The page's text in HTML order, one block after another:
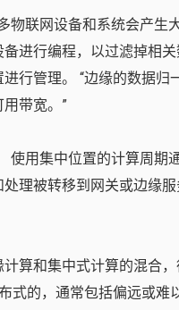
物联网设备和系统会产生
进行编程，以过滤掉相
行管理。 “边缘的数据
带宽。”
使用集中位置的计算周期
理被转移到网关或边缘
算和集中式计算的混合
式的，通常包括偏远或